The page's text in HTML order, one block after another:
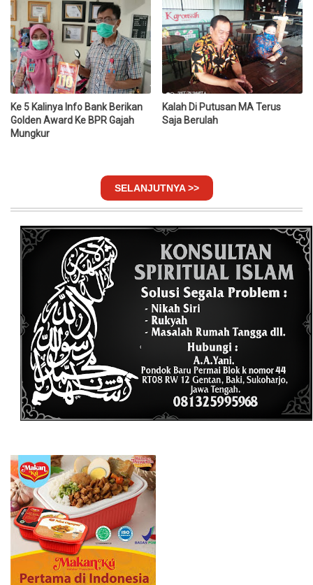
Ke 5 Kalinya Info Bank Berikan
Golden Award Ke BPR Gajah
Mungkur
Kalah Di Putusan MA Terus
Saja Berulah
SELANJUTNYA >>